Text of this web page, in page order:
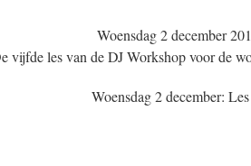
Woensdag 2 december
vijfde les van de DJ Workshop voor de
Woensdag 2 december: